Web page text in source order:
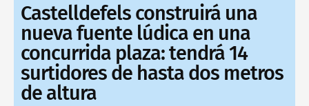
Castelldefels construirá una
nueva fuente lúdica en una
concurrida plaza: tendrá 14
surtidores de hasta dos metros
de altura